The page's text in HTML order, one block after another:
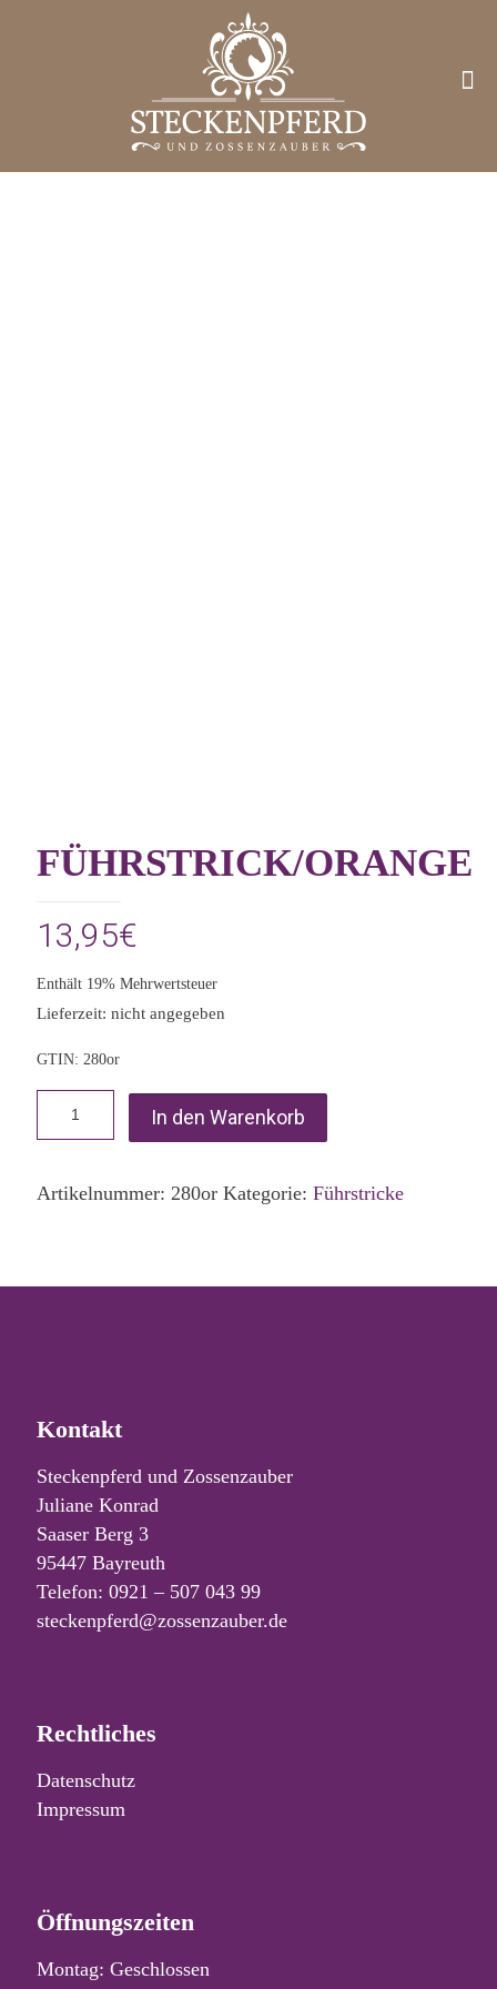
FÜHRSTRICK/ORANGE
13,95€
Enthält 19% Mehrwertsteuer
Lieferzeit: nicht angegeben
GTIN: 280or
In den Warenkorb
Artikelnummer: 280or Kategorie: Führstricke
Kontakt
Steckenpferd und Zossenzauber
Juliane Konrad
Saaser Berg 3
95447 Bayreuth
Telefon: 0921 – 507 043 99
steckenpferd@zossenzauber.de
Rechtliches
Datenschutz
Impressum
Öffnungszeiten
Montag: Geschlossen